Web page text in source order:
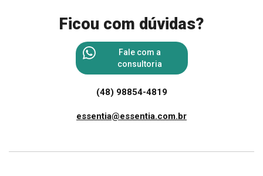
Ficou com dúvidas?
Fale com a
consultoria
(48) 98854-4819
essentia@essentia.com.br